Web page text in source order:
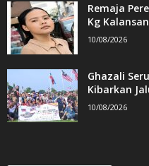
Remaja
Kg
10/08/2026
Ghazali
Kibarkan
10/08/2026